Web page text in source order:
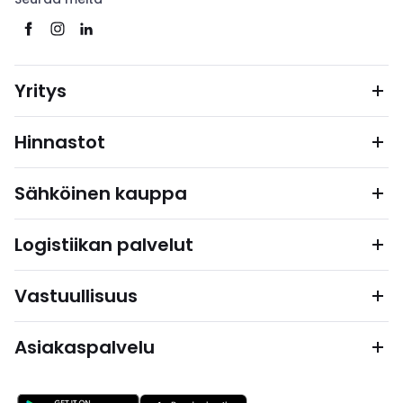
Yritys
Hinnastot
Sähköinen kauppa
Logistiikan palvelut
Vastuullisuus
Asiakaspalvelu